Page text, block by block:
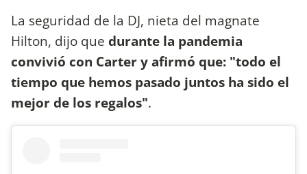
La seguridad de la DJ, nieta del magnate
Hilton, dijo que durante la pandemia
convivió con Carter y afirmó que: "todo el
tiempo que hemos pasado juntos ha sido el
mejor de los regalos".